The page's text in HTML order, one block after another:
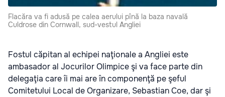
Flacăra va fi adusă pe calea aerului pînă la baza navală
Culdrose din Cornwall, sud-vestul Angliei
Fostul căpitan al echipei naţionale a Angliei este
ambasador al Jocurilor Olimpice şi va face parte din
delegaţia care îi mai are în componenţă pe şeful
Comitetului Local de Organizare, Sebastian Coe, dar şi